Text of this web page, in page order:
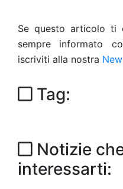
Se questo articolo ti
sempre informato
iscriviti alla nostra
Tag:
Notizie
interessarti: